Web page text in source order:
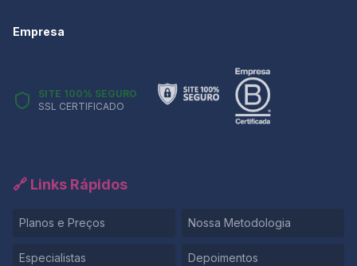
Empresa
SITE 100% SEGURO
SSL CERTIFICADO
🔗 Links Rápidos
Planos e Preços Nossa Metodologia
Especialistas Depoimentos